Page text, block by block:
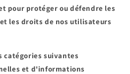
pour protéger ou défendre les
les droits de nos utilisateurs
catégories suivantes
et d'informations